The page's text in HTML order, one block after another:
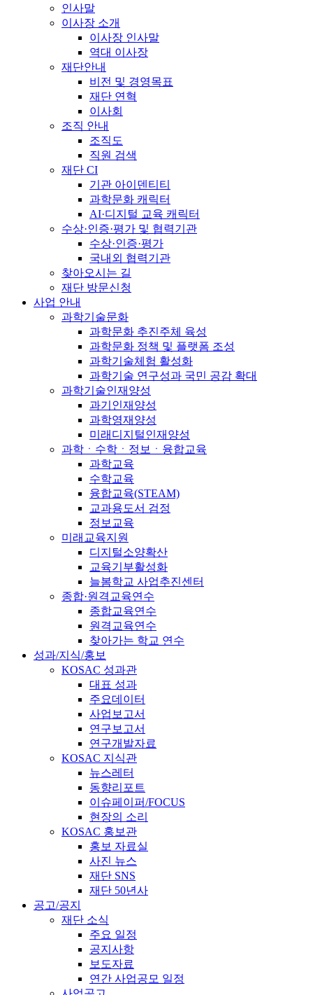
인사말
이사장 소개
이사장 인사말
역대 이사장
재단안내
비전 및 경영목표
재단 연혁
이사회
조직 안내
조직도
직원 검색
재단 CI
기관 아이덴티티
과학문화 캐릭터
AI·디지털 교육 캐릭터
수상·인증·평가 및 협력기관
수상·인증·평가
국내외 협력기관
찾아오시는 길
재단 방문신청
사업 안내
과학기술문화
과학문화 추진주체 육성
과학문화 정책 및 플랫폼 조성
과학기술체험 활성화
과학기술 연구성과 국민 공감 확대
과학기술인재양성
과기인재양성
과학영재양성
미래디지털인재양성
과학ㆍ수학ㆍ정보ㆍ융합교육
과학교육
수학교육
융합교육(STEAM)
교과용도서 검정
정보교육
미래교육지원
디지털소양확산
교육기부활성화
늘봄학교 사업추진센터
종합·원격교육연수
종합교육연수
원격교육연수
찾아가는 학교 연수
성과/지식/홍보
KOSAC 성과관
대표 성과
주요데이터
사업보고서
연구보고서
연구개발자료
KOSAC 지식관
뉴스레터
동향리포트
이슈페이퍼/FOCUS
현장의 소리
KOSAC 홍보관
홍보 자료실
사진 뉴스
재단 SNS
재단 50년사
공고/공지
재단 소식
주요 일정
공지사항
보도자료
연간 사업공모 일정